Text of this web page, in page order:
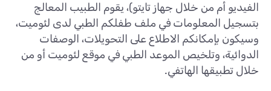
الفيديو أم من خلال جهاز تايتو)، يقوم الطبيب المعالج
بتسجيل المعلومات في ملف طفلكم الطبي لدى لئوميت،
وسيكون بإمكانكم الاطلاع على التحويلات، الوصفات
الدوائية، وتلخيص الموعد الطبي في موقع لئوميت أو من
خلال تطبيقها الهاتفي.